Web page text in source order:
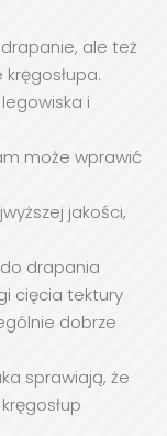
ale też
i
może wprawić
jakości,
drapania
cięcia tektury
dobrze
sprawiają, że